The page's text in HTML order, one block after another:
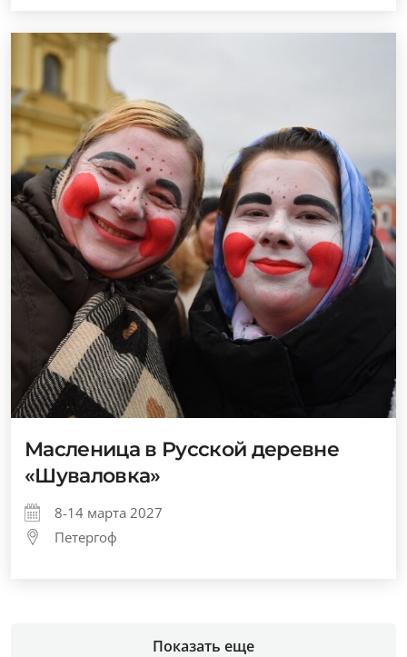
Масленица в Русской деревне
«Шуваловка»
8-14 марта 2027
Петергоф
Показать еще